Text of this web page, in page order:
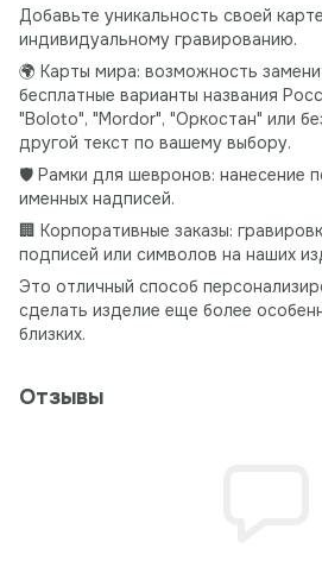
Добавьте уникальность своей
индивидуальному гравированию.
🌍 Карты мира: возможность
бесплатные варианты названия
"Boloto", "Mordor", "Оркостан" или
другой текст по вашему выбору.
🛡️ Рамки для шевронов: нанесение
именных надписей.
🏢 Корпоративные заказы:
подписей или символов на наших
Это отличный способ
сделать изделие еще более
близких.
Отзывы